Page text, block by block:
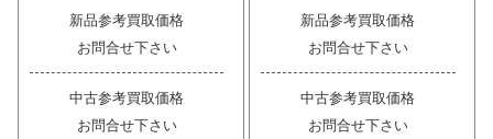
新品参考買取価格
お問合せ下さい
中古参考買取価格
お問合せ下さい
新品参考買取価格
お問合せ下さい
中古参考買取価格
お問合せ下さい